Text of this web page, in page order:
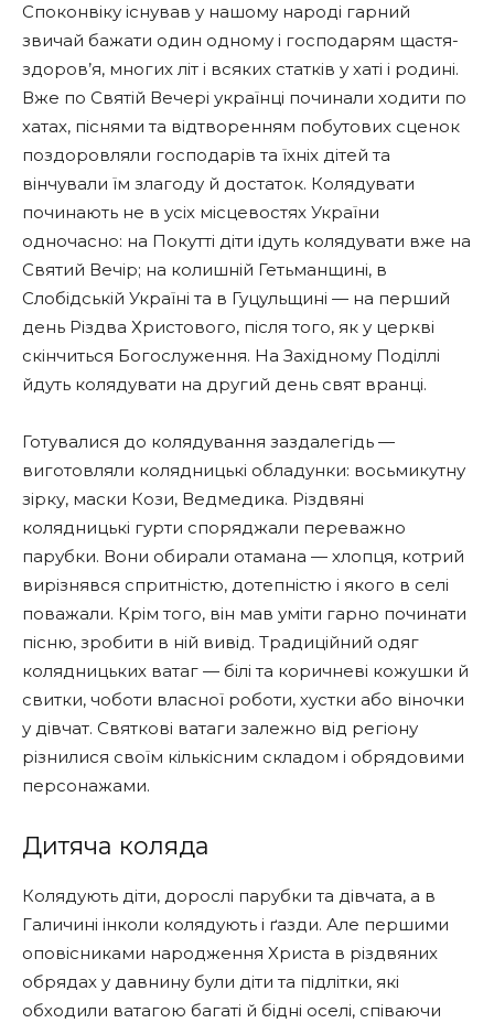
Споконвіку існував у нашому народі гарний
звичай бажати один одному і господарям щастя-
здоров’я, многих літ і всяких статків у хаті і родині.
Вже по Святій Вечері українці починали ходити по
хатах, піснями та відтворенням побутових сценок
поздоровляли господарів та їхніх дітей та
вінчували їм злагоду й достаток. Колядувати
починають не в усіх місцевостях України
одночасно: на Покутті діти ідуть колядувати вже на
Святий Вечір; на колишній Гетьманщині, в
Слобідській Україні та в Гуцульщині — на перший
день Різдва Христового, після того, як у церкві
скінчиться Богослуження. На Західному Поділлі
йдуть колядувати на другий день свят вранці.
Готувалися до колядування заздалегідь —
виготовляли колядницькі обладунки: восьмикутну
зірку, маски Кози, Ведмедика. Різдвяні
колядницькі гурти споряджали переважно
парубки. Вони обирали отамана — хлопця, котрий
вирізнявся спритністю, дотепністю і якого в селі
поважали. Крім того, він мав уміти гарно починати
пісню, зробити в ній вивід. Традиційний одяг
колядницьких ватаг — білі та коричневі кожушки й
свитки, чоботи власної роботи, хустки або віночки
у дівчат. Святкові ватаги залежно від регіону
різнилися своїм кількісним складом і обрядовими
персонажами.
Дитяча коляда
Колядують діти, дорослі парубки та дівчата, а в
Галичині інколи колядують і ґазди. Але першими
оповісниками народження Христа в різдвяних
обрядах у давнину були діти та підлітки, які
обходили ватагою багаті й бідні оселі, співаючи